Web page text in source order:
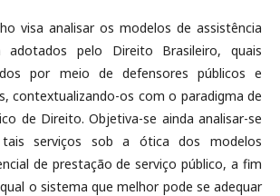
visa analisar os modelos de assistência
adotados pelo Direito Brasileiro, quais
por meio de defensores públicos e
contextualizando-os com o paradigma de
de Direito. Objetiva-se ainda analisar-se
serviços sob a ótica dos modelos
de prestação de serviço público, a fim
o sistema que melhor pode se adequar